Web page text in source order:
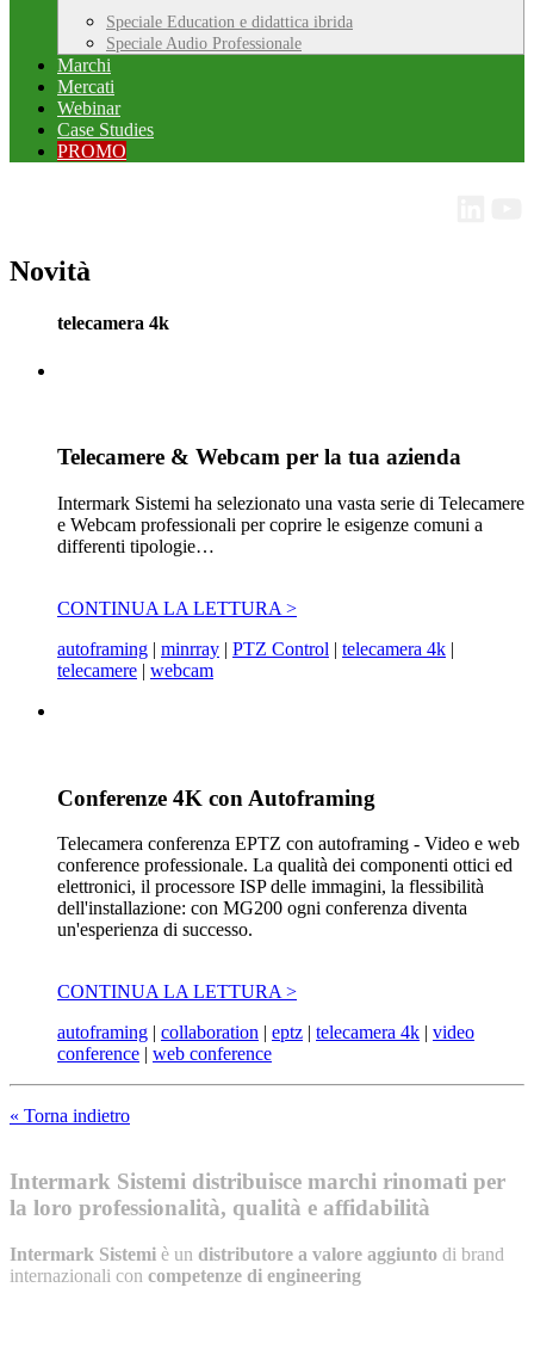
Speciale Education e didattica ibrida
Speciale Audio Professionale
Marchi
Mercati
Webinar
Case Studies
PROMO
Novità
telecamera 4k
Telecamere & Webcam per la tua azienda
Intermark Sistemi ha selezionato una vasta serie di Telecamere
e Webcam professionali per coprire le esigenze comuni a
differenti tipologie…
CONTINUA LA LETTURA >
autoframing | minrray | PTZ Control | telecamera 4k |
telecamere | webcam
Conferenze 4K con Autoframing
Telecamera conferenza EPTZ con autoframing - Video e web
conference professionale. La qualità dei componenti ottici ed
elettronici, il processore ISP delle immagini, la flessibilità
dell'installazione: con MG200 ogni conferenza diventa
un'esperienza di successo.
CONTINUA LA LETTURA >
autoframing | collaboration | eptz | telecamera 4k | video
conference | web conference
« Torna indietro
Intermark Sistemi distribuisce marchi rinomati per
la loro professionalità, qualità e affidabilità
Intermark Sistemi è un distributore a valore aggiunto di brand
internazionali con competenze di engineering